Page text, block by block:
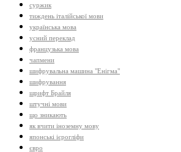
суржик
тиждень італійської мови
українська мова
усний переклад
французька мова
чапмени
шифрувальна машина "Енігма"
шифрування
шрифт Брайля
штучні мови
що зникають
як вчити іноземну мову
японські ієрогліфи
євро